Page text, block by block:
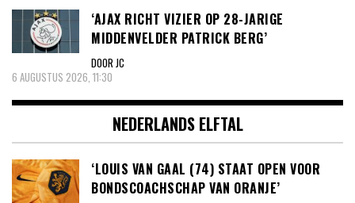
‘AJAX RICHT VIZIER OP 28-JARIGE
MIDDENVELDER PATRICK BERG’
DOOR JC
6 AUGUSTUS 2026, 11:30
NEDERLANDS ELFTAL
‘LOUIS VAN GAAL (74) STAAT OPEN VOOR
BONDSCOACHSCHAP VAN ORANJE’